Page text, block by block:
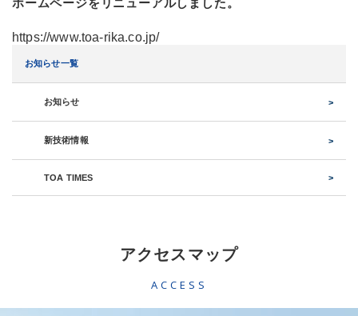
お知らせ一覧
お知らせ
新技術情報
TOA TIMES
ホームページをリニューアルしました。
https://www.toa-rika.co.jp/
アクセスマップ
ACCESS